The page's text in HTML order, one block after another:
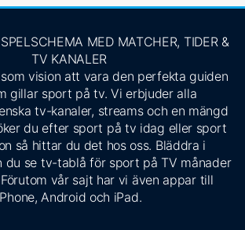
MED MATCHER, TIDER &
TV KANALER
vision att vara den perfekta guiden
gillar sport på tv. Vi erbjuder alla
tv-kanaler, streams och en mängd
du efter sport på tv idag eller sport
så hittar du det hos oss. Bläddra i
du se tv-tablå för sport på TV månader
vår sajt har vi även appar till
Android och iPad.